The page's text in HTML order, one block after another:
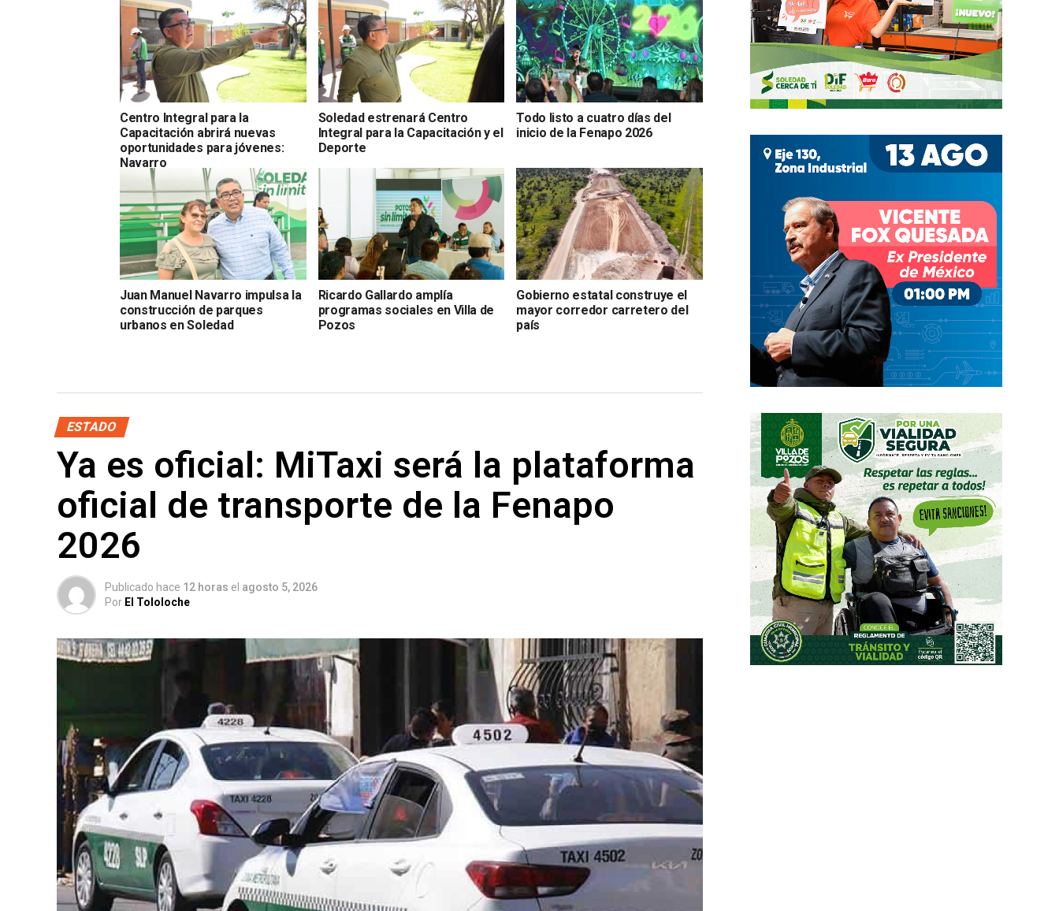
Centro Integral para la
Capacitación abrirá nuevas
oportunidades para jóvenes:
Navarro
Soledad estrenará Centro
Integral para la Capacitación y el
Deporte
Todo listo a cuatro días del
inicio de la Fenapo 2026
Juan Manuel Navarro impulsa la
construcción de parques
urbanos en Soledad
Ricardo Gallardo amplía
programas sociales en Villa de
Pozos
Gobierno estatal construye el
mayor corredor carretero del
país
ESTADO
Ya es oficial: MiTaxi será la plataforma
oficial de transporte de la Fenapo
2026
Publicado hace 12 horas el agosto 5, 2026
Por El Tololoche